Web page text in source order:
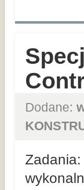
Dodane: